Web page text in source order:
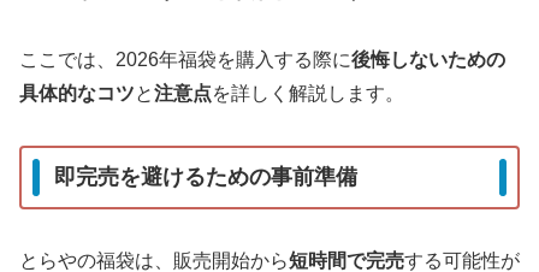
ここでは、2026年福袋を購入する際に後悔しないための
具体的なコツと注意点を詳しく解説します。
即完売を避けるための事前準備
とらやの福袋は、販売開始から短時間で完売する可能性が